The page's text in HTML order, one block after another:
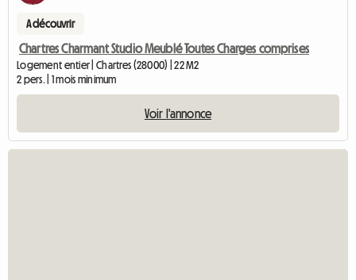
A découvrir
Chartres Charmant Studio Meublé Toutes Charges comprises
Logement entier | Chartres (28000) | 22 M2
2 pers. | 1 mois minimum
Voir l'annonce